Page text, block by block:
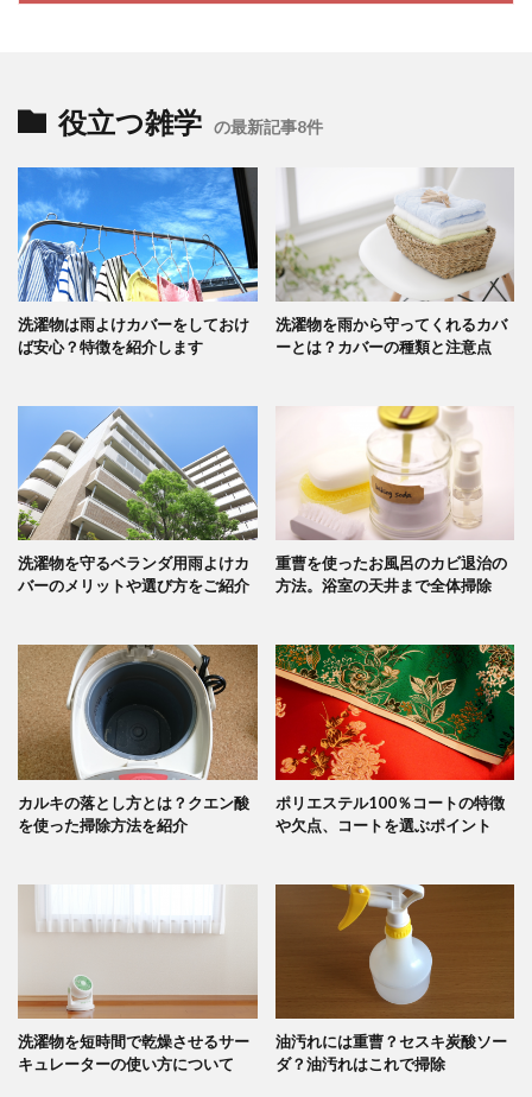
役立つ雑学 の最新記事8件
洗濯物は雨よけカバーをしておけ
ば安心？特徴を紹介します
洗濯物を雨から守ってくれるカバ
ーとは？カバーの種類と注意点
洗濯物を守るベランダ用雨よけカ
バーのメリットや選び方をご紹介
重曹を使ったお風呂のカビ退治の
方法。浴室の天井まで全体掃除
カルキの落とし方とは？クエン酸
を使った掃除方法を紹介
ポリエステル100％コートの特徴
や欠点、コートを選ぶポイント
洗濯物を短時間で乾燥させるサー
キュレーターの使い方について
油汚れには重曹？セスキ炭酸ソー
ダ？油汚れはこれで掃除